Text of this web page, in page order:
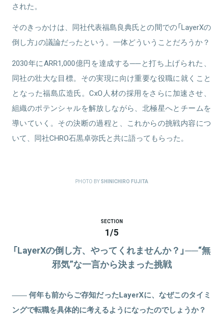
関連情報をみる
された。
そのきっかけは、同社代表福島良典氏との間での「LayerXの
倒し方」の議論だったという。一体どういうことだろうか？
2030年にARR1,000億円を達成する──と打ち上げられた、
同社の壮大な目標。その実現に向け重要な役職に就くこと
となった福島広造氏。CxO人材の採用をさらに加速させ、
組織のポテンシャルを解放しながら、北極星へとチームを
導いていく。その決断の過程と、これからの挑戦内容につ
いて、同社CHRO石黒卓弥氏と共に語ってもらった。
PHOTO BY SHINICHIRO FUJITA
SECTION
1/5
「LayerXの倒し方、やってくれませんか？」──“無
邪気”な一言から決まった挑戦
何年も前からご存知だったLayerXに、なぜこのタイミ
ングで転職を具体的に考えるようになったのでしょうか？